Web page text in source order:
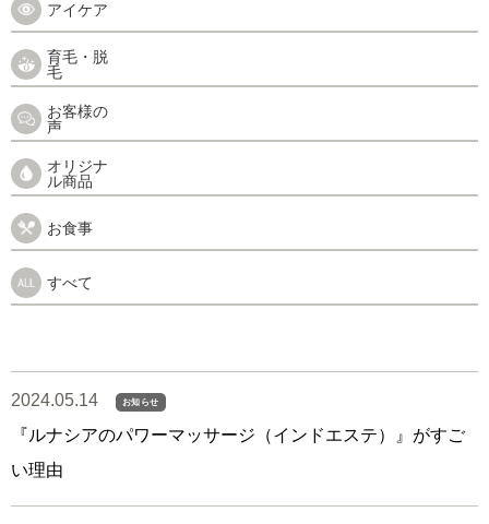
アイケア
育毛・脱
毛
お客様の
声
オリジナ
ル商品
お食事
すべて
2024.05.14 お知らせ
『ルナシアのパワーマッサージ（インドエステ）』がすご
い理由